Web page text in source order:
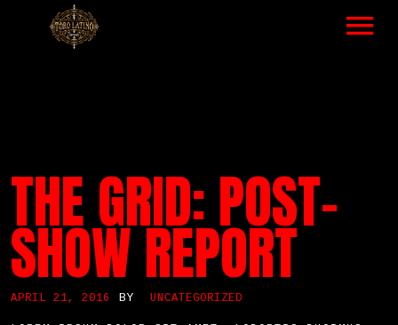
TOUR – ALL EVENTS
ABOUT
GALLERY
THE GRID: POST-
SHOW REPORT
APRIL 21, 2016 BY UNCATEGORIZED